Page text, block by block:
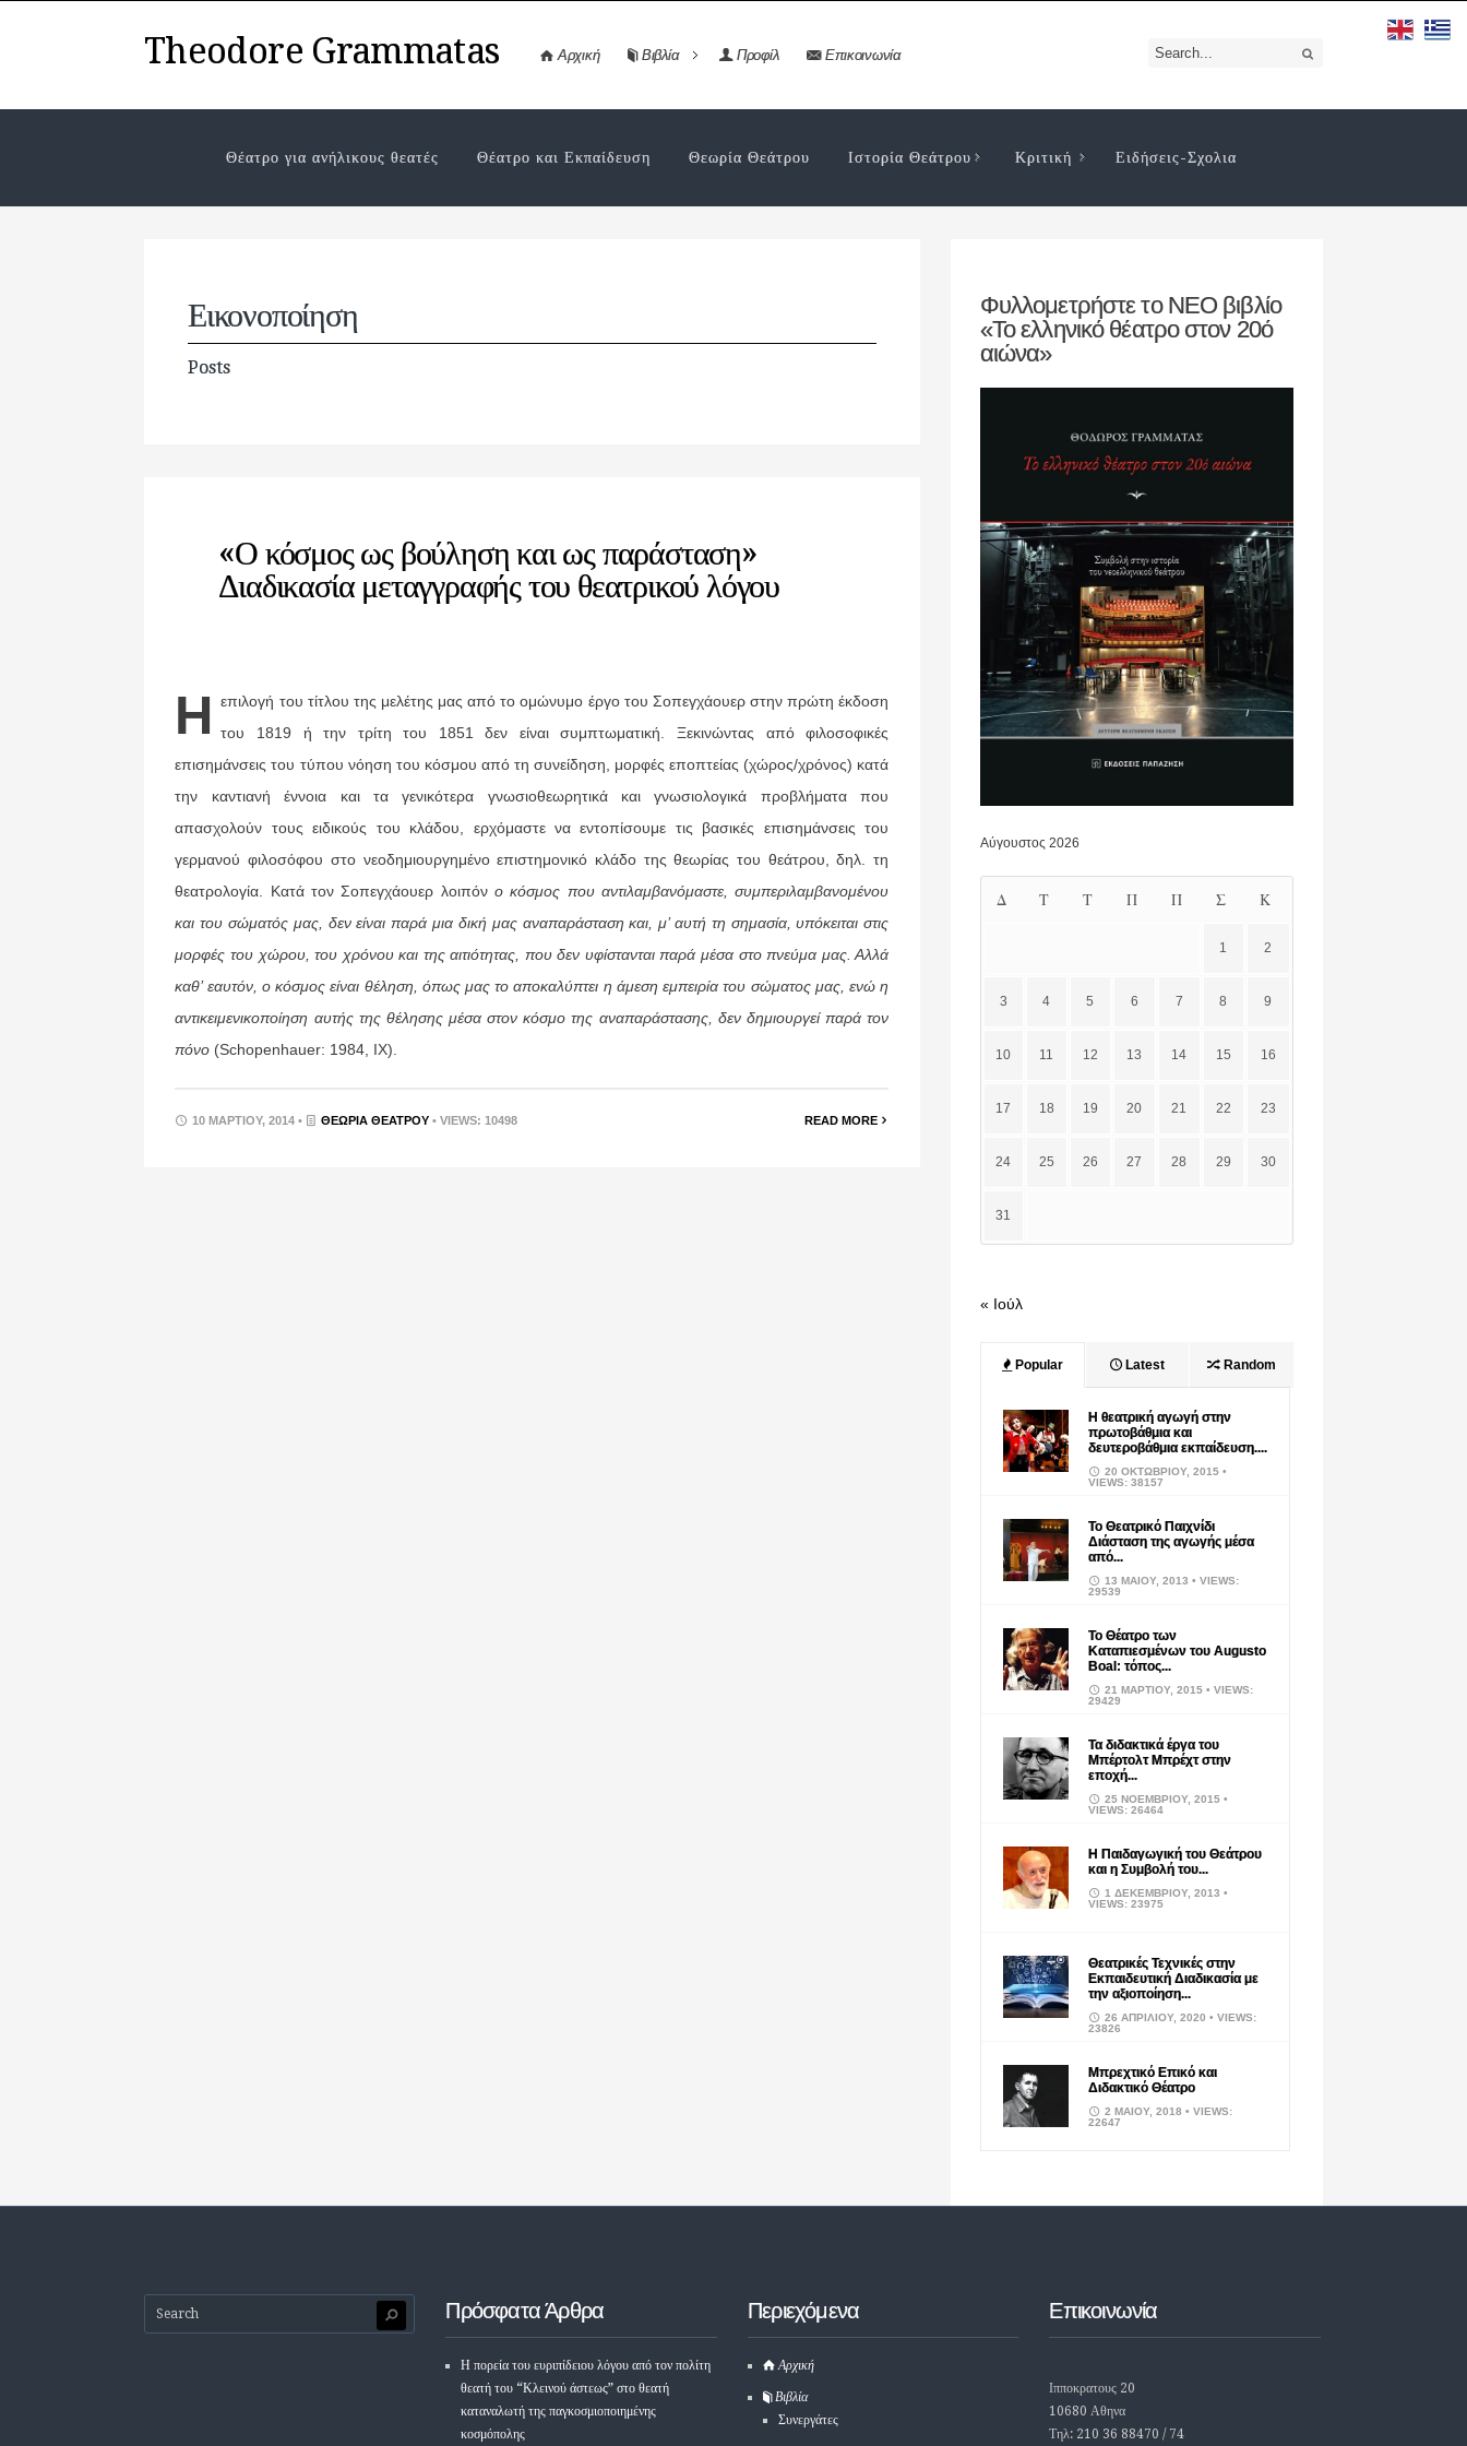
Theodore Grammatas Αρχική Βιβλία Προφίλ Επικοινωνία
Θέατρο για ανήλικους θεατές Θέατρο και Εκπαίδευση Θεωρία Θεάτρου Ιστορία Θεάτρου Κριτική Ειδήσεις-Σχολια
Εικονοποίηση
Posts
«Ο κόσμος ως βούληση και ως παράσταση»
Διαδικασία μεταγγραφής του θεατρικού λόγου
Η
επιλογή του τίτλου της μελέτης μας από το ομώνυμο έργο του Σοπεγχάουερ στην πρώτη έκδοση
του 1819 ή την τρίτη του 1851 δεν είναι συμπτωματική. Ξεκινώντας από φιλοσοφικές
επισημάνσεις του τύπου νόηση του κόσμου από τη συνείδηση, μορφές εποπτείας (χώρος/χρόνος) κατά
την καντιανή έννοια και τα γενικότερα γνωσιοθεωρητικά και γνωσιολογικά προβλήματα που
απασχολούν τους ειδι­κούς του κλάδου, ερχόμαστε να εντοπίσουμε τις βασικές επισημάνσεις του
γερμανού φιλοσόφου στο νεοδημιουργημένο επιστημονικό κλάδο της θεωρίας του θεάτρου, δηλ. τη
θεατρολογία. Κατά τον Σοπεγχάουερ λοιπόν ο κόσμος που αντιλαμβανόμαστε, συμπεριλαμβανομένου
και του σώματός μας, δεν είναι παρά μια δική μας αναπαράσταση και, μ’ αυτή τη σημασία, υπόκειται στις
μορφές του χώ­ρου, του χρόνου και της αιτιότητας, που δεν υφίστανται παρά μέσα στο πνεύμα μας. Αλλά
καθ’ εαυτόν, ο κόσμος είναι θέληση, όπως μας το αποκαλύπτει η άμεση εμπειρία του σώματος μας, ενώ η
αντικειμενικοποίηση αυτής της θέλησης μέσα στον κόσμο της αναπαράστασης, δεν δημι­ουργεί παρά τον
πόνο (Schopenhauer: 1984, IX).
10 ΜΑΡΤΊΟΥ, 2014 • ΘΕΩΡΊΑ ΘΕΆΤΡΟΥ • VIEWS: 10498 READ MORE
Φυλλομετρήστε το ΝΕΟ βιβλίο
«Το ελληνικό θέατρο στον 20ό
αιώνα»
Αύγουστος 2026
Δ Τ Τ Π Π Σ Κ
1 2
3 4 5 6 7 8 9
10 11 12 13 14 15 16
17 18 19 20 21 22 23
24 25 26 27 28 29 30
31
« Ιούλ
Popular Latest Random
Η θεατρική αγωγή στην
πρωτοβάθμια και
δευτεροβάθμια εκπαίδευση....
20 ΟΚΤΩΒΡΊΟΥ, 2015 •
VIEWS: 38157
Το Θεατρικό Παιχνίδι
Διάσταση της αγωγής μέσα
από...
13 ΜΑΪ́ΟΥ, 2013 • VIEWS:
29539
Το Θέατρο των
Καταπιεσμένων του Augusto
Boal: τόπος...
21 ΜΑΡΤΊΟΥ, 2015 • VIEWS:
29429
Τα διδακτικά έργα του
Μπέρτολτ Μπρέχτ στην
εποχή...
25 ΝΟΕΜΒΡΊΟΥ, 2015 •
VIEWS: 26464
Η Παιδαγωγική του Θεάτρου
και η Συμβολή του...
1 ΔΕΚΕΜΒΡΊΟΥ, 2013 •
VIEWS: 23975
Θεατρικές Τεχνικές στην
Εκπαιδευτική Διαδικασία με
την αξιοποίηση...
26 ΑΠΡΙΛΊΟΥ, 2020 • VIEWS:
23826
Μπρεχτικό Επικό και
Διδακτικό Θέατρο
2 ΜΑΪ́ΟΥ, 2018 • VIEWS:
22647
Πρόσφατα Άρθρα
Η πορεία του ευριπίδειου λόγου από τον πολίτη
θεατή του “Κλεινού άστεως” στο θεατή
καταναλωτή της παγκοσμιοποιημένης
κοσμόπολης
Περιεχόμενα
Αρχική
Βιβλία
Συνεργάτες
Επικοινωνία
Ιπποκρατους 20
10680 Αθηνα
Τηλ: 210 36 88470 / 74